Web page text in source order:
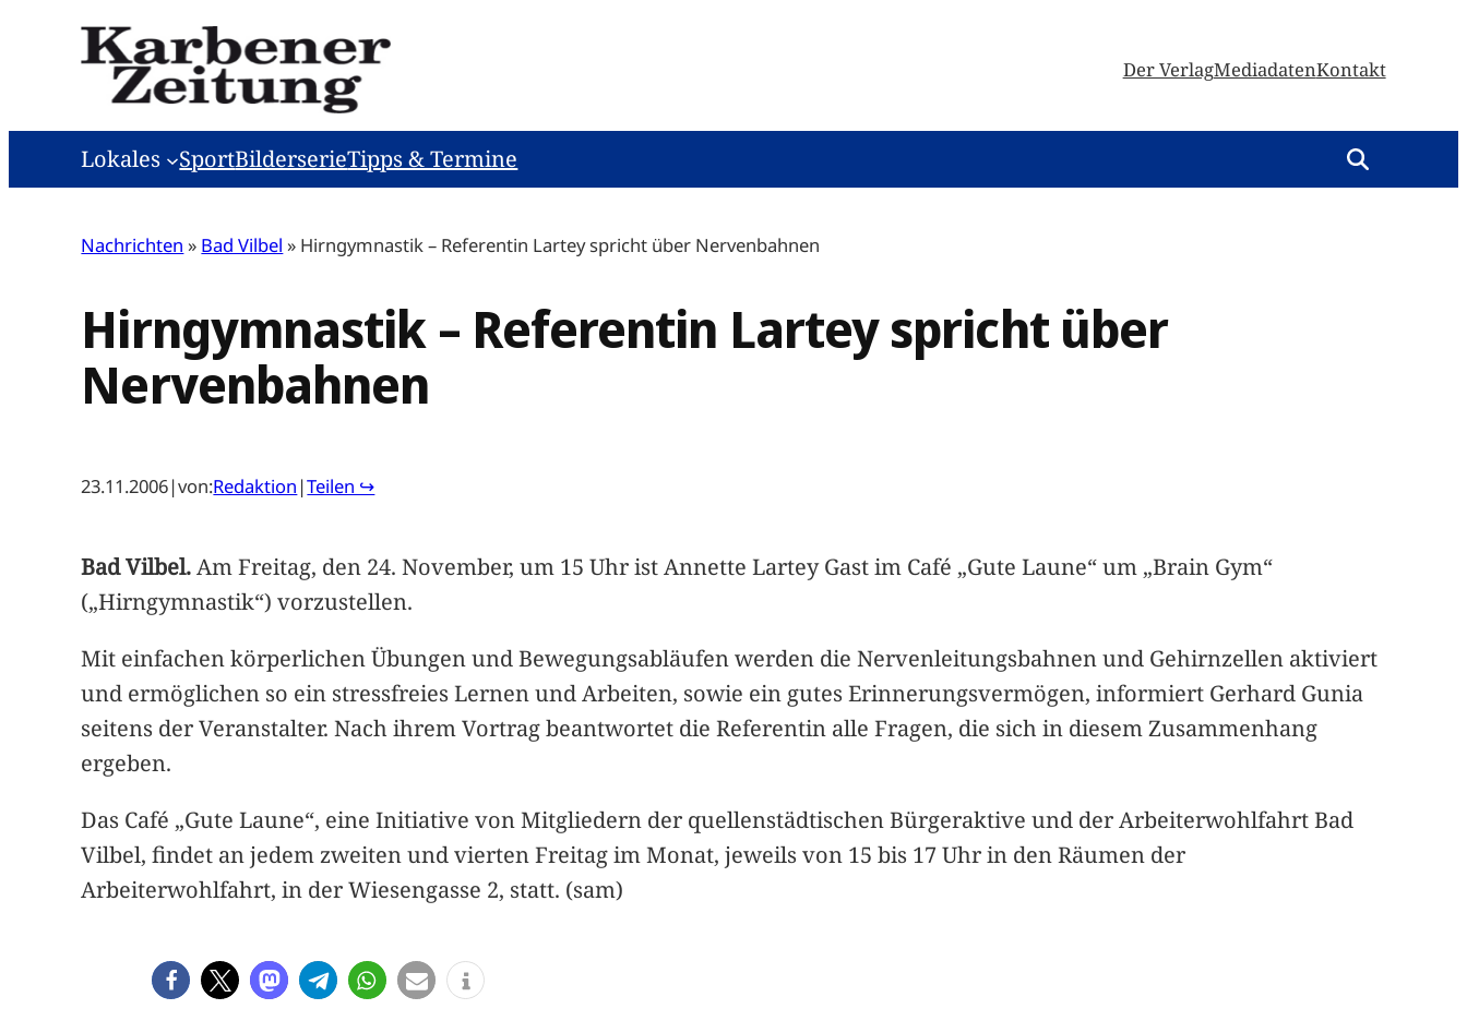
Der VerlagMediadatenKontakt
Lokales SportBilderserieTipps & Termine
Nachrichten » Bad Vilbel » Hirngymnastik – Referentin Lartey spricht über Nervenbahnen
Hirngymnastik – Referentin Lartey spricht über
Nervenbahnen
23.11.2006|von:Redaktion |Teilen ↪
Bad Vilbel.Am Freitag, den 24. November, um 15 Uhr ist Annette Lartey Gast im Café „Gute Laune“ um „Brain Gym“
(„Hirngymnastik“) vorzustellen.
Mit einfachen körperlichen Übungen und Bewegungsabläufen werden die Nervenleitungsbahnen und Gehirnzellen aktiviert
und ermöglichen so ein stressfreies Lernen und Arbeiten, sowie ein gutes Erinnerungsvermögen, informiert Gerhard Gunia
seitens der Veranstalter. Nach ihrem Vortrag beantwortet die Referentin alle Fragen, die sich in diesem Zusammenhang
ergeben.
Das Café „Gute Laune“, eine Initiative von Mitgliedern der quellenstädtischen Bürgeraktive und der Arbeiterwohlfahrt Bad
Vilbel, findet an jedem zweiten und vierten Freitag im Monat, jeweils von 15 bis 17 Uhr in den Räumen der
Arbeiterwohlfahrt, in der Wiesengasse 2, statt. (sam)